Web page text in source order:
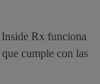
Inside Rx funciona
cumple con las